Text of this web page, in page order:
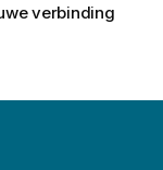
verbinding